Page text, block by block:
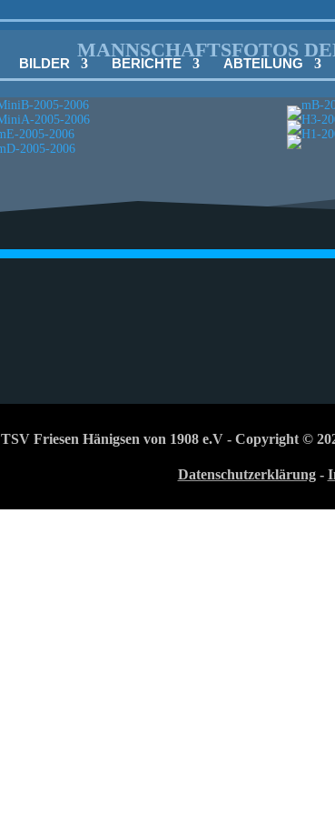
BILDER BERICHTE ABTEILUNG
MANNSCHAFTSFOTOS
TSV Friesen Hänigsen von 1908 e.V - Copyright ©
Datenschutzerklärung-